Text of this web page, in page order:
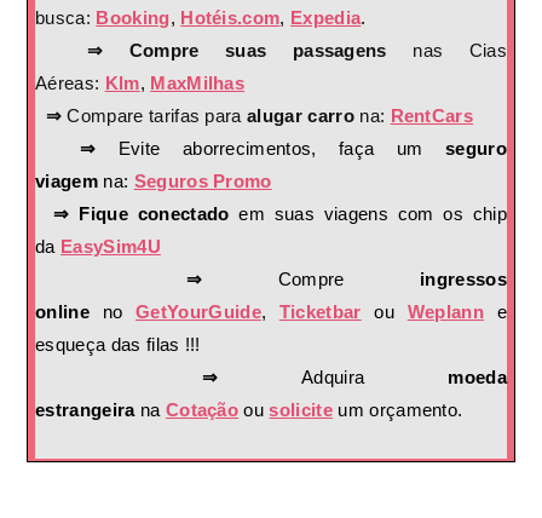
busca: Booking, Hotéis.com, Expedia.
⇒ Compre suas passagens nas Cias
Aéreas: Klm, MaxMilhas
⇒ Compare tarifas paraalugar carrona: RentCars
⇒ Evite aborrecimentos, faça umseguro
viagemna: Seguros Promo
⇒ Fique conectado em suas viagens com os chip
da EasySim4U
⇒ Compre ingressos
onlineno GetYourGuide, Ticketbar ou Weplanne
esqueça das filas !!!
⇒ Adquira moeda
estrangeirana Cotação ousoliciteum orçamento.